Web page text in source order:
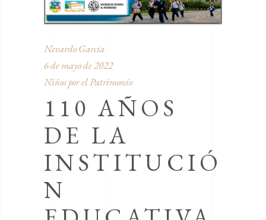
Nevardo García
6 de mayo de 2022
Niños por el Patrimonio
110 AÑOS
DE LA
INSTITUCIÓ
N